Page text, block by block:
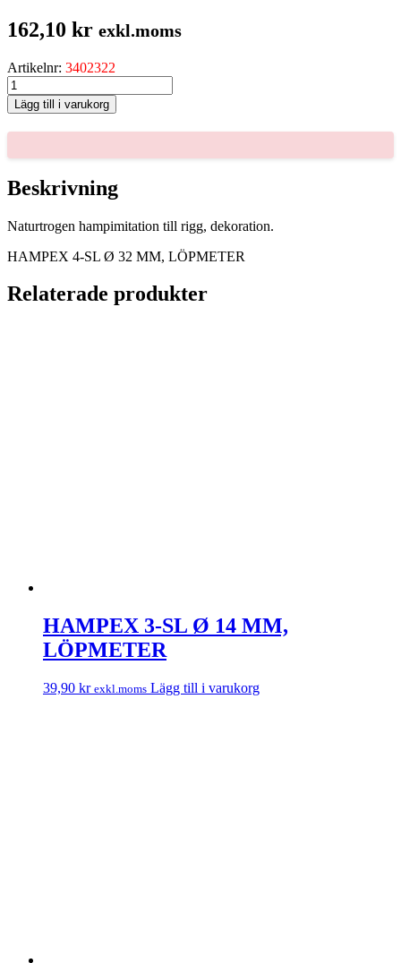
162,10 kr exkl.moms
Artikelnr: 3402322
HAMPEX
4-
SL
Ø
MM,
LÖPMETER
mängd
Lägg till i varukorg
Beskrivning
Naturtrogen hampimitation till rigg, dekoration.
HAMPEX 4-SL Ø 32 MM, LÖPMETER
Relaterade produkter
HAMPEX 3-SL Ø 14 MM,
LÖPMETER
39,90 kr exkl.moms Lägg till i varukorg